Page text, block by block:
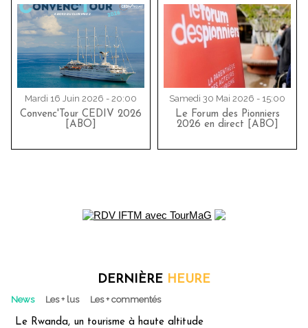
Mardi 16 Juin 2026 - 20:00
Convenc'Tour CEDIV 2026
[ABO]
Samedi 30 Mai 2026 - 15:00
Le Forum des Pionniers
2026 en direct [ABO]
DERNIÈRE HEURE
News Les + lus Les + commentés
Le Rwanda, un tourisme à haute altitude